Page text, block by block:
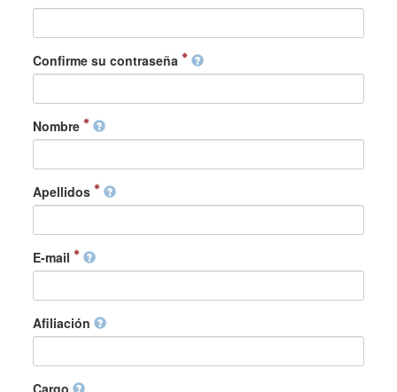
Confirme su contraseña
Nombre
Apellidos
E-mail
Afiliación
Cargo